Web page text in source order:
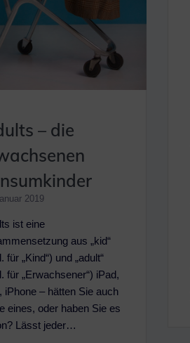
– die
2019
ist eine
aus „kid“
für „Kind“) und „adult“
für „Erwachsener“) iPad,
iPhone – hätten Sie auch
eines, oder haben Sie es
Lässt jeder…